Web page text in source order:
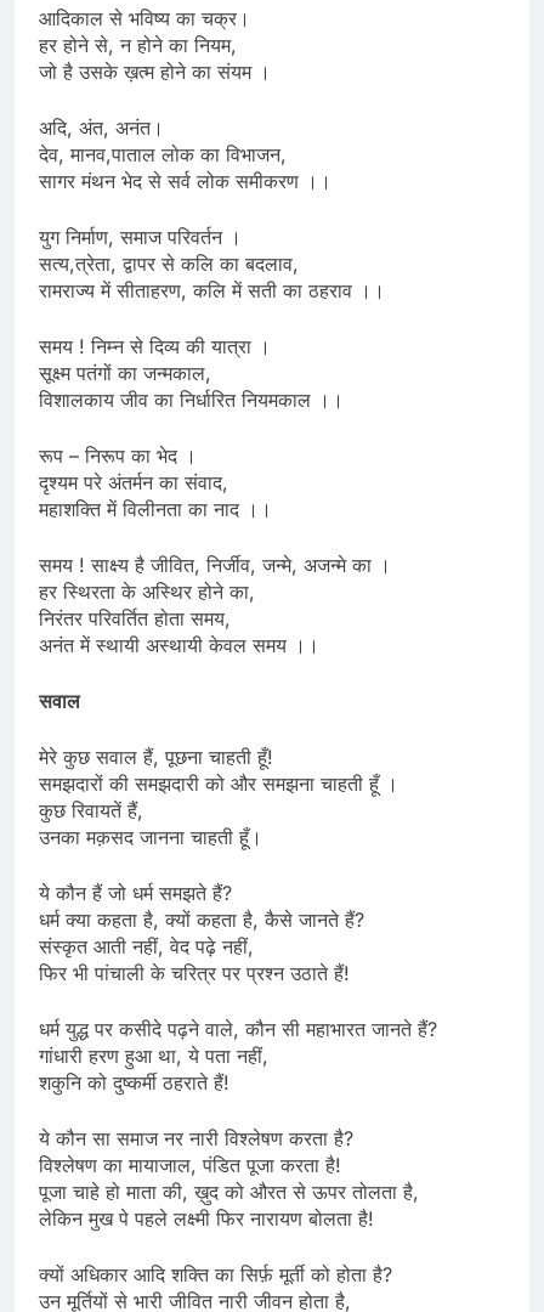
आदिकाल से भविष्य का चक्र।
हर होने से, न होने का नियम,
जो है उसके ख़त्म होने का संयम ।
अदि, अंत, अनंत।
देव, मानव,पाताल लोक का विभाजन,
सागर मंथन भेद से सर्व लोक समीकरण ।।
युग निर्माण, समाज परिवर्तन ।
सत्य,त्रेता, द्वापर से कलि का बदलाव,
रामराज्य में सीताहरण, कलि में सती का ठहराव ।।
समय ! निम्न से दिव्य की यात्रा ।
सूक्ष्म पतंगों का जन्मकाल,
विशालकाय जीव का निर्धारित नियमकाल ।।
रूप – निरूप का भेद ।
दृश्यम परे अंतर्मन का संवाद,
महाशक्ति में विलीनता का नाद ।।
समय ! साक्ष्य है जीवित, निर्जीव, जन्मे, अजन्मे का ।
हर स्थिरता के अस्थिर होने का,
निरंतर परिवर्तित होता समय,
अनंत में स्थायी अस्थायी केवल समय ।।
सवाल
मेरे कुछ सवाल हैं, पूछना चाहती हूँ!
समझदारों की समझदारी को और समझना चाहती हूँ ।
कुछ रिवायतें हैं,
उनका मक़सद जानना चाहती हूँ।
ये कौन हैं जो धर्म समझते हैं?
धर्म क्या कहता है, क्यों कहता है, कैसे जानते हैं?
संस्कृत आती नहीं, वेद पढ़े नहीं,
फिर भी पांचाली के चरित्र पर प्रश्न उठाते हैं!
धर्म युद्ध पर कसीदे पढ़ने वाले, कौन सी महाभारत जानते हैं?
गांधारी हरण हुआ था, ये पता नहीं,
शकुनि को दुष्कर्मी ठहराते हैं!
ये कौन सा समाज नर नारी विश्लेषण करता है?
विश्लेषण का मायाजाल, पंडित पूजा करता है!
पूजा चाहे हो माता की, ख़ुद को औरत से ऊपर तोलता है,
लेकिन मुख पे पहले लक्ष्मी फिर नारायण बोलता है!
क्यों अधिकार आदि शक्ति का सिर्फ़ मूर्ती को होता है?
उन मूर्तियों से भारी जीवित नारी जीवन होता है,